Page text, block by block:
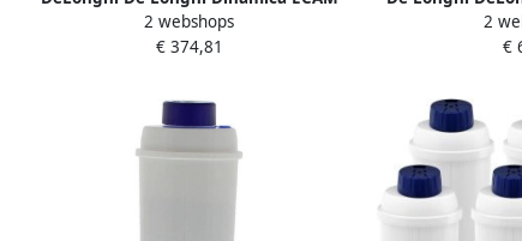
350.15.B | Volautomatische
espressomachines | Keuken&Koken
2 webshops
€ 374,81
Vrijstaand
Zilver 2 kopjes
2
€